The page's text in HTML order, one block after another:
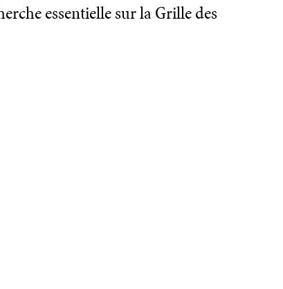
essentielle sur la Grille des